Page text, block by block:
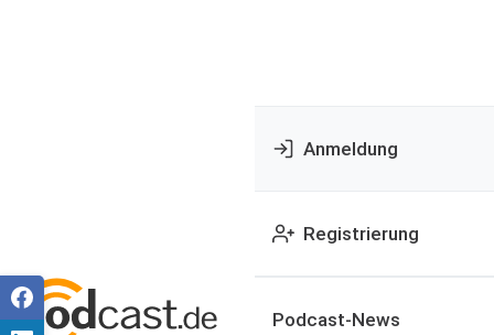
Anmeldung
Registrierung
Podcast-News